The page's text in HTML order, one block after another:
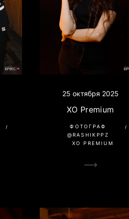
25 октября 2025
XO Premium
ФОТОГРАФ
@RASHIKPPZ
XO PREMIUM